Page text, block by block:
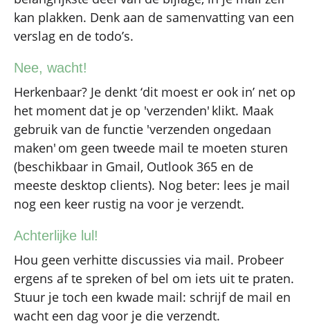
kan plakken. Denk aan de samenvatting van een
verslag en de todo’s.
Nee, wacht!
Herkenbaar? Je denkt ‘dit moest er ook in’ net op
het moment dat je op 'verzenden' klikt. Maak
gebruik van de functie 'verzenden ongedaan
maken' om geen tweede mail te moeten sturen
(beschikbaar in Gmail, Outlook 365 en de
meeste desktop clients). Nog beter: lees je mail
nog een keer rustig na voor je verzendt.
Achterlijke lul!
Hou geen verhitte discussies via mail. Probeer
ergens af te spreken of bel om iets uit te praten.
Stuur je toch een kwade mail: schrijf de mail en
wacht een dag voor je die verzendt.